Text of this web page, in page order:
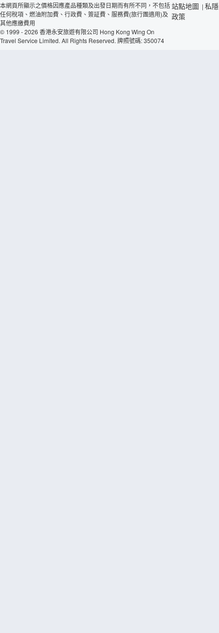
本網頁所顯示之價格因應產品種類及出發日期而有所不同，不包括
任何稅項、燃油附加費、行政費、簽証費、服務費(旅行團適用)及
其他應繳費用
© 1999 - 2026 香港永安旅遊有限公司 Hong Kong Wing On
Travel Service Limited. All Rights Reserved. 牌照號碼: 350074
站點地圖 | 私隱
政策